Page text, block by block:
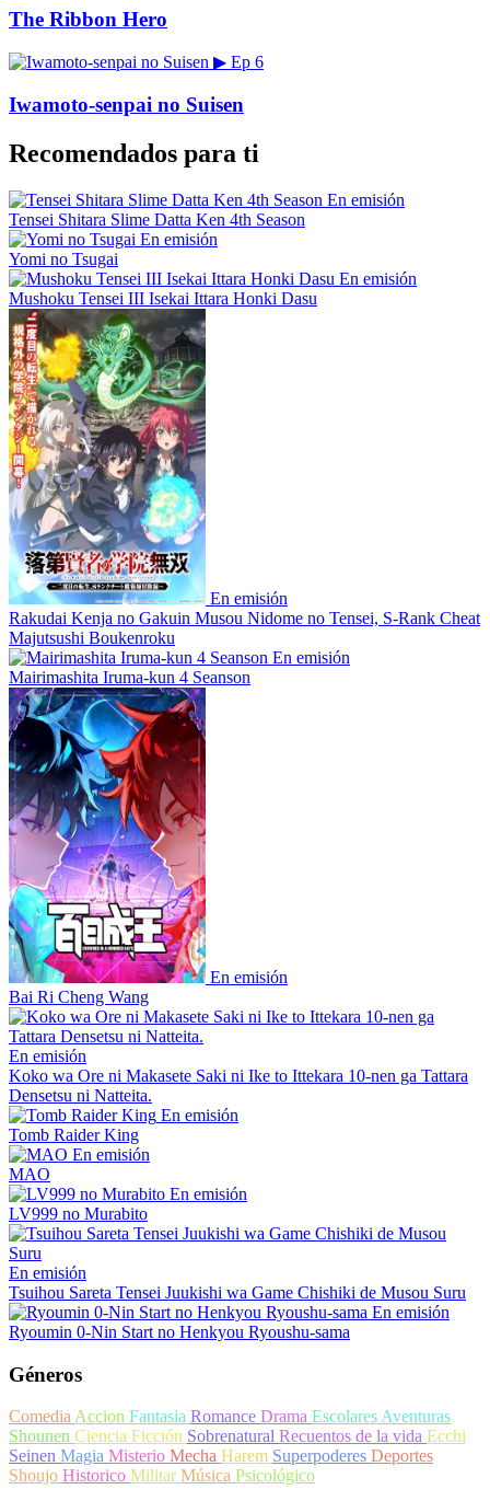
The Ribbon Hero
▶ Ep 6
Iwamoto-senpai no Suisen
Recomendados para ti
En emisión
Tensei Shitara Slime Datta Ken 4th Season
En emisión
Yomi no Tsugai
En emisión
Mushoku Tensei III Isekai Ittara Honki Dasu
En emisión
Rakudai Kenja no Gakuin Musou Nidome no Tensei, S-Rank Cheat
Majutsushi Boukenroku
En emisión
Mairimashita Iruma-kun 4 Seanson
En emisión
Bai Ri Cheng Wang
En emisión
Koko wa Ore ni Makasete Saki ni Ike to Ittekara 10-nen ga Tattara
Densetsu ni Natteita.
En emisión
Tomb Raider King
En emisión
MAO
En emisión
LV999 no Murabito
En emisión
Tsuihou Sareta Tensei Juukishi wa Game Chishiki de Musou Suru
En emisión
Ryoumin 0-Nin Start no Henkyou Ryoushu-sama
Géneros
ComediaAccion Fantasia Romance Drama EscolaresAventuras
Shounen Ciencia Ficción Sobrenatural Recuentos de la vida Ecchi
Seinen Magia Misterio Mecha Harem Superpoderes Deportes
Shoujo Historico MilitarMúsica Psicológico